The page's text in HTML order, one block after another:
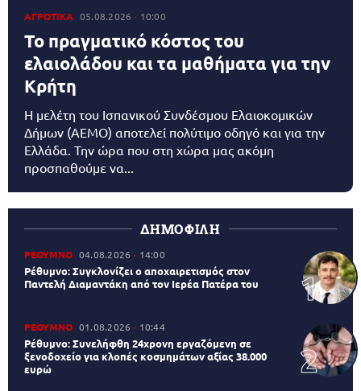
ΑΓΡΟΤΙΚΑ 05.08.2026 10:00
Το πραγματικό κόστος του
ελαιολάδου και τα μαθήματα για την
Κρήτη
Η μελέτη του Ισπανικού Συνδέσμου Ελαιοκομικών
Δήμων (AEMO) αποτελεί πολύτιμο οδηγό και για την
Ελλάδα. Την ώρα που στη χώρα μας ακόμη
προσπαθούμε να...
ΔΗΜΟΦΙΛΗ
ΡΕΘΥΜΝΟ 04.08.2026 14:00
Ρέθυμνο: Συγκλονίζει ο αποχαιρετισμός στον
Παντελή Διαμαντάκη από τον Ιερέα Πατέρα του
ΡΕΘΥΜΝΟ 01.08.2026 10:44
Ρέθυμνο: Συνελήφθη 24χρονη εργαζόμενη σε
ξενοδοχείο για κλοπές κοσμημάτων αξίας 38.000
ευρώ